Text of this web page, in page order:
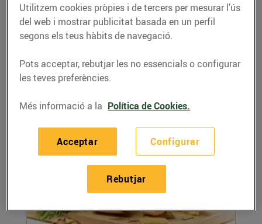
Recepta d'amanida amb síndria
28/de juny/2019
Avui us proposem el plat de l'estiu. Refresca't
amb aquest amanida amb síndria
Utilitzem cookies pròpies i de tercers per mesurar l’ús
del web i mostrar publicitat basada en un perfil
segons els teus hàbits de navegació.
Pots acceptar, rebutjar les no essencials o configurar
les teves preferències.
Més informació a la Política de Cookies.
Configurar
Rebutjar
Acceptar